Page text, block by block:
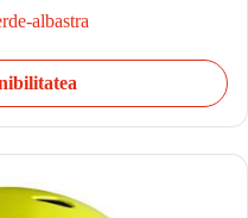
albastra